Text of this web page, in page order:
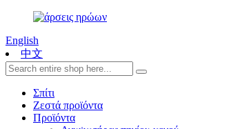
English
中文
Σπίτι
Ζεστά προϊόντα
Προϊόντα